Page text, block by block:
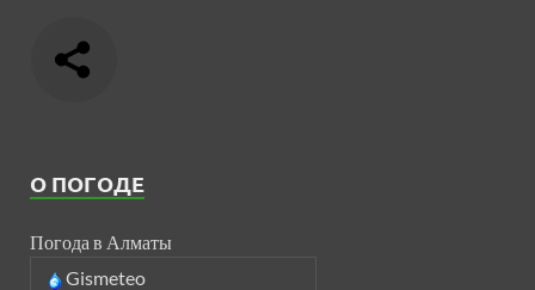
О ПОГОДЕ
Погода в Алматы
Gismeteo